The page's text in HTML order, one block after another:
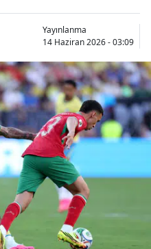
Yayınlanma
14 Haziran 2026 - 03:09